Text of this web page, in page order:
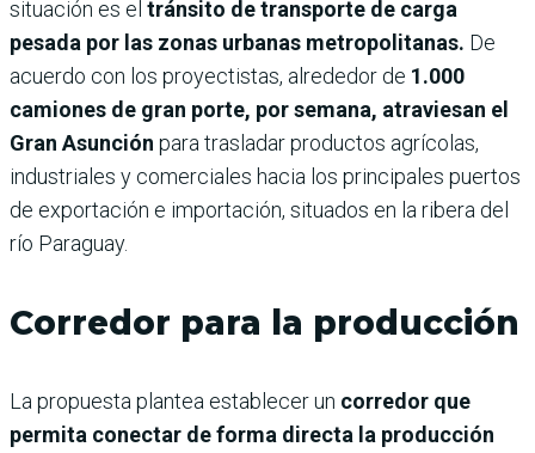
situación es el tránsito de transporte de carga
pesada por las zonas urbanas metropolitanas. De
acuerdo con los proyectistas, alrededor de 1.000
camiones de gran porte, por semana, atraviesan el
Gran Asunción para trasladar productos agrícolas,
industriales y comerciales hacia los principales puertos
de exportación e importación, situados en la ribera del
río Paraguay.
Corredor para la producción
La propuesta plantea establecer un corredor que
permita conectar de forma directa la producción